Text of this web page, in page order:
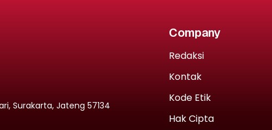
Surakarta, Jateng 57134
Company
Redaksi
Kontak
Kode Etik
Hak Cipta